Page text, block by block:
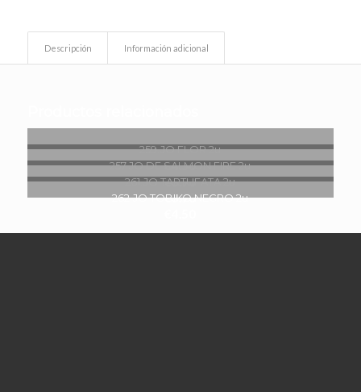
Descripción Información adicional
259.JO FLOR 2u
€4.50
257.JO DE SALMON FIRE 2u
€3.90
261.JO TARTUFATA 2u
€3.90
262.JO TOBIKO NEGRO 2u